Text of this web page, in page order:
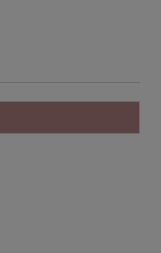
KOSZTÓW